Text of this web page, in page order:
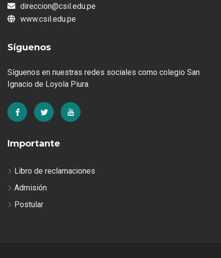
direccion@csil.edu.pe
www.csil.edu.pe
Síguenos
Síguenos en nuestras redes sociales como colegio San
Ignacio de Loyola Piura.
Importante
Libro de reclamaciones
Admisión
Postular